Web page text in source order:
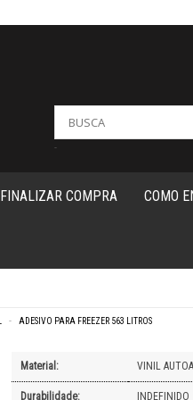
-
FINALIZAR COMPRA COMO
ADESIVO PARA FREEZER 563 LITROS
Material: VINIL
Durabilidade: INDEFINIDO